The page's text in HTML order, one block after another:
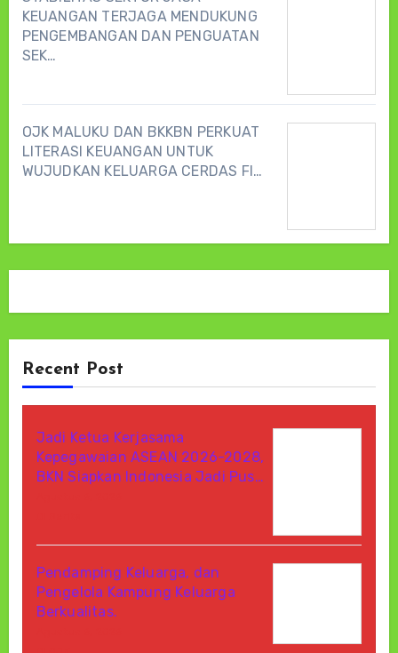
KEUANGAN TERJAGA MENDUKUNG
PENGEMBANGAN DAN PENGUATAN
SEK…
OJK MALUKU DAN BKKBN PERKUAT
LITERASI KEUANGAN UNTUK
WUJUDKAN KELUARGA CERDAS FI…
Recent Post
Jadi Ketua Kerjasama
Kepegawaian ASEAN 2026-2028,
BKN Siapkan Indonesia Jadi Pus…
Pendamping Keluarga, dan
Pengelola Kampung Keluarga
Berkualitas.